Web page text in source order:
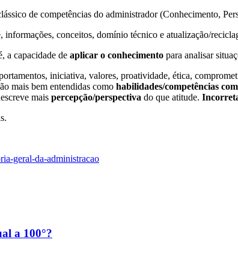
de competências do administrador (Conhecimento,
informações, conceitos, domínio técnico e atualização/
a capacidade de aplicar o conhecimento para analisar
iniciativa, valores, proatividade, ética,
mais bem entendidas como habilidades/competências
mais percepção/perspectiva do que atitude.
geral-da-administracao
a 100°?